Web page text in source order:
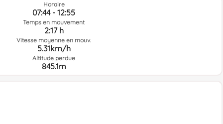
Horaire
07:44 - 12:55
Temps en mouvement
2:17 h
Vitesse moyenne en mouv.
5.31km/h
Altitude perdue
845.1m